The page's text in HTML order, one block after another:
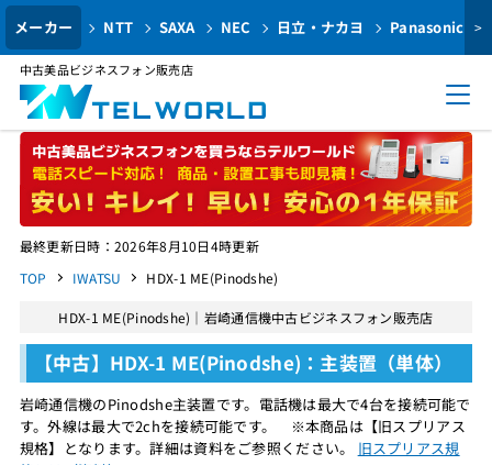
メーカー NTT SAXA NEC 日立・ナカヨ Panasonic >
中古美品ビジネスフォン販売店
最終更新日時：2026年8月10日4時更新
TOP
IWATSU HDX-1 ME(Pinodshe)
HDX-1 ME(Pinodshe)｜岩崎通信機中古ビジネスフォン販売店
【中古】HDX-1 ME(Pinodshe)：主装置（単体）
岩崎通信機のPinodshe主装置です。電話機は最大で4台を接続可能で
す。外線は最大で2chを接続可能です。 ※本商品は【旧スプリアス
規格】となります。詳細は資料をご参照ください。 旧スプリアス規